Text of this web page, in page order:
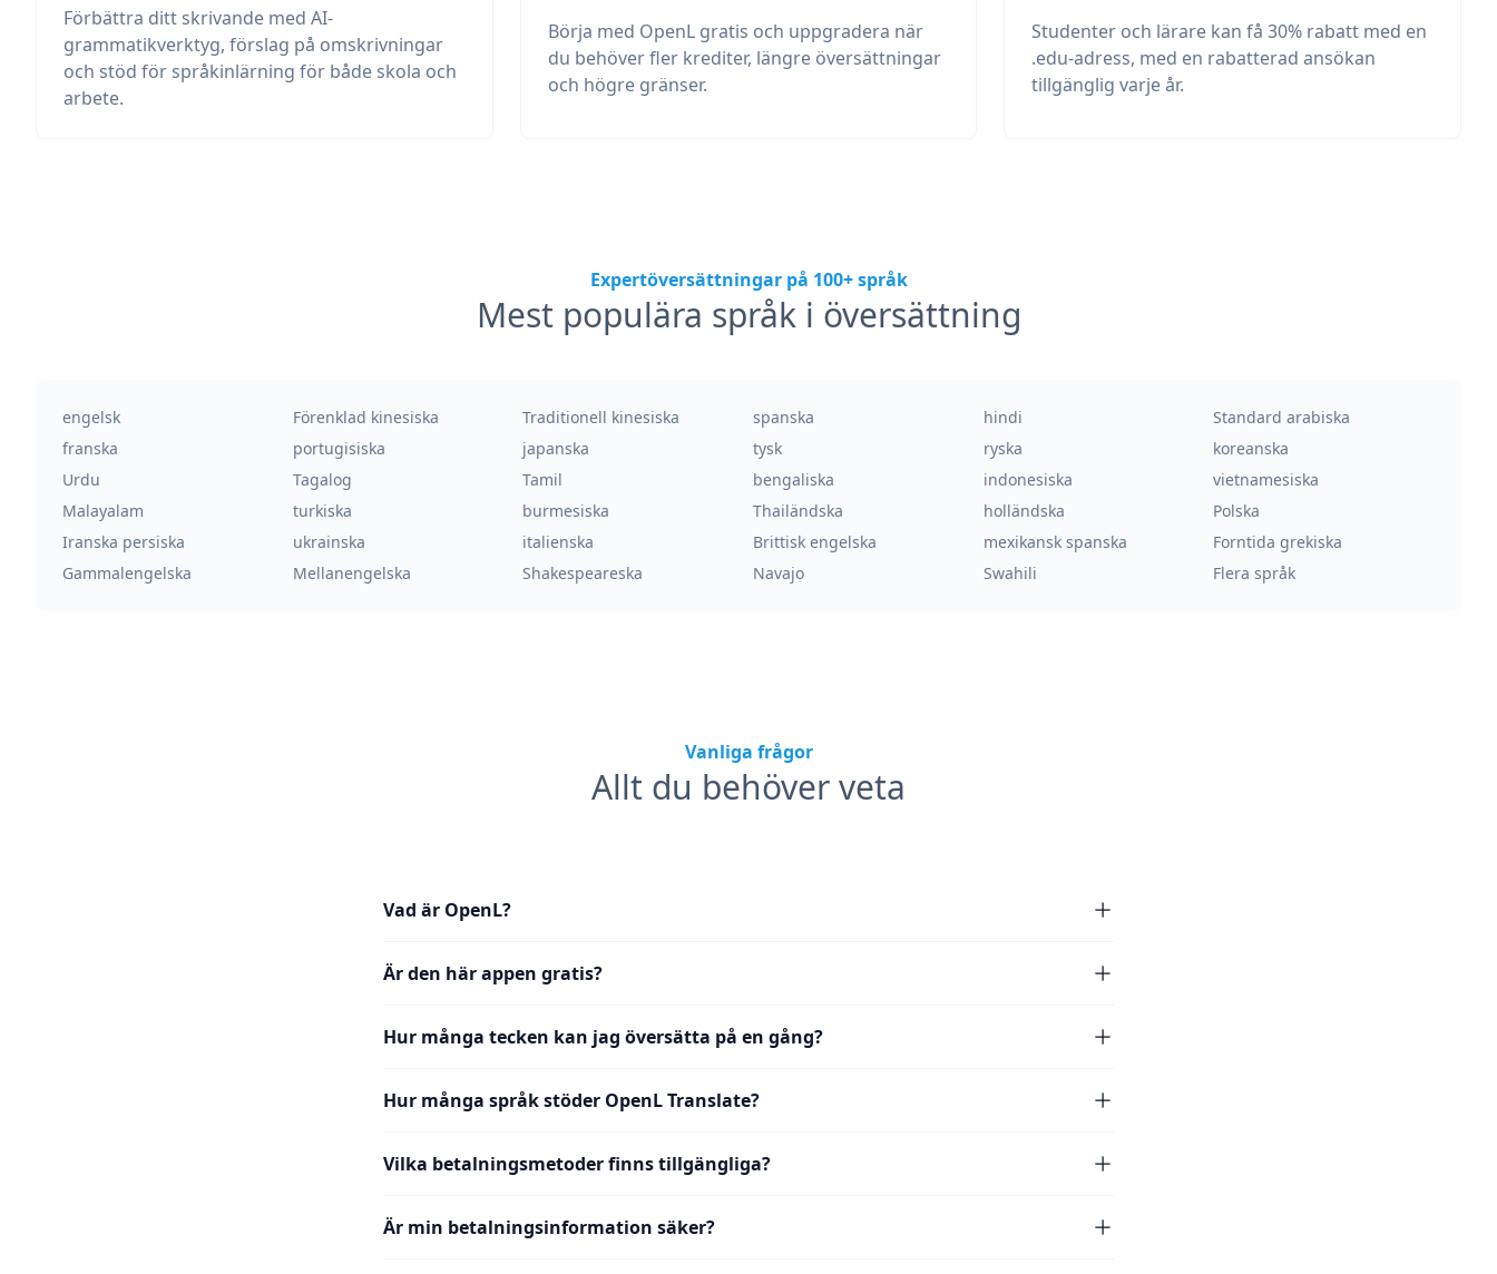
Förbättra ditt skrivande med AI-
grammatikverktyg, förslag på omskrivningar
och stöd för språkinlärning för både skola och
arbete.
Börja med OpenL gratis och uppgradera när
du behöver fler krediter, längre översättningar
och högre gränser.
Studenter och lärare kan få 30% rabatt med en
.edu-adress, med en rabatterad ansökan
tillgänglig varje år.
Expertöversättningar på 100+ språk
Mest populära språk i översättning
engelsk Förenklad kinesiska Traditionell kinesiska spanska hindi
Standard arabiska
franska
portugisiska japanska tysk ryska
koreanska
Urdu
Tagalog Tamil bengaliska indonesiska
vietnamesiska
Malayalam
turkiska burmesiska Thailändska holländska
Polska
Iranska persiska
ukrainska italienska Brittisk engelska mexikansk spanska
Forntida grekiska
Gammalengelska
Mellanengelska Shakespeareska Navajo Swahili Flera språk
Vanliga frågor
Allt du behöver veta
Vad är OpenL?
Är den här appen gratis?
Hur många tecken kan jag översätta på en gång?
Hur många språk stöder OpenL Translate?
Vilka betalningsmetoder finns tillgängliga?
Är min betalningsinformation säker?